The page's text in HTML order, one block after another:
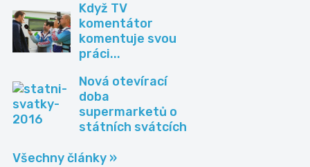
Když TV
komentátor
komentuje svou
práci...
Nová otevírací
doba
supermarketů o
státních svátcích
Všechny články »